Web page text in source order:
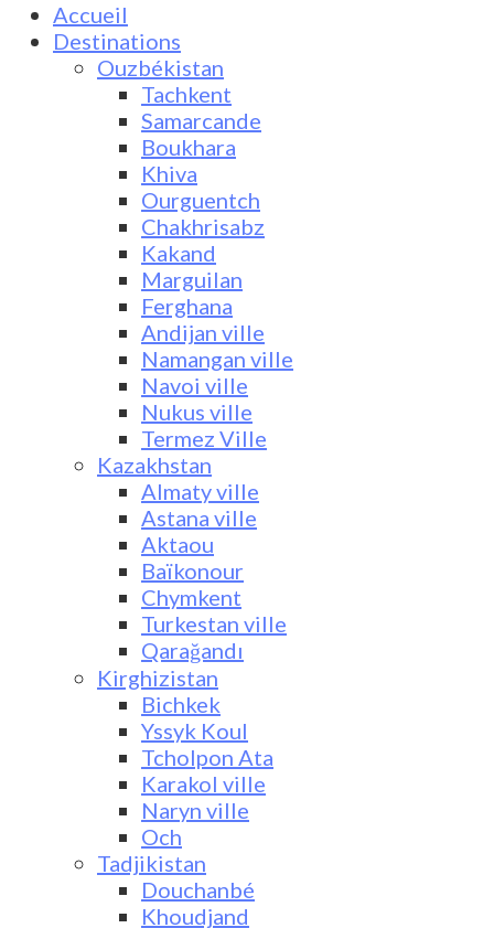
Accueil
Destinations
Ouzbékistan
Tachkent
Samarcande
Boukhara
Khiva
Ourguentch
Chakhrisabz
Kakand
Marguilan
Ferghana
Andijan ville
Namangan ville
Navoi ville
Nukus ville
Termez Ville
Kazakhstan
Almaty ville
Astana ville
Aktaou
Baïkonour
Chymkent
Turkestan ville
Qarağandı
Kirghizistan
Bichkek
Yssyk Koul
Tcholpon Ata
Karakol ville
Naryn ville
Och
Tadjikistan
Douchanbé
Khoudjand